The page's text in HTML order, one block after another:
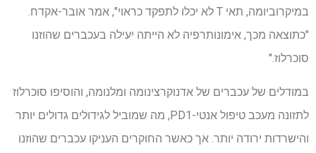
במיקרוביומה, תאי T לא יכלו לתפקד כראוי", אמר אובר-אקדח.
"כתוצאה מכך, אימונותרפיה לא הייתה יעילה בעכברים שהוזנו
סוכרלוז."
במודלים של עכברים של אדנוקרצינומה ומלנומה, והוסיפו סוכרלוז
לתזונה מעכב טיפול אנטי-PD1, מה שמוביל לגידולים גדולים יותר
והישרדות ירודה יותר. אך כאשר החוקרים העניקו עכברים שהוזנו